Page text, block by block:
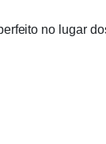
no lugar